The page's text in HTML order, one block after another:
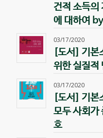
건적 소득의
에 대하여
03/17/2020
[도서] 기본
위한 실질적
03/17/2020
[도서] 기본
모두 사회가
호